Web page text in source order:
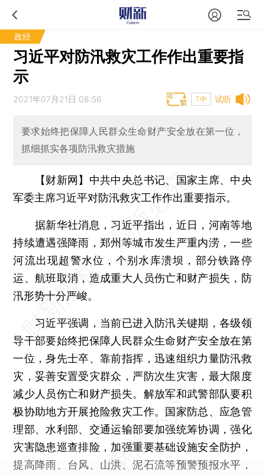
政经
习近平对防汛救灾工作作出重要指
示
试听
2021年07月21日 08:56 T中
要求始终把保障人民群众生命财产安全放在第一位，
抓细抓实各项防汛救灾措施
【财新网】 中共中央总书记、国家主席、中央
军委主席习近平对防汛救灾工作作出重要指示。
据新华社消息，习近平指出，近日，河南等地
持续遭遇强降雨，郑州等城市发生严重内涝，一些
河流出现超警水位，个别水库溃坝，部分铁路停
运、航班取消，造成重大人员伤亡和财产损失，防
汛形势十分严峻。
习近平强调，当前已进入防汛关键期，各级领
导干部要始终把保障人民群众生命财产安全放在第
一位，身先士卒、靠前指挥，迅速组织力量防汛救
灾，妥善安置受灾群众，严防次生灾害，最大限度
减少人员伤亡和财产损失。解放军和武警部队要积
极协助地方开展抢险救灾工作。国家防总、应急管
理部、水利部、交通运输部要加强统筹协调，强化
灾害隐患巡查排险，加强重要基础设施安全防护，
提高降雨、台风、山洪、泥石流等预警预报水平，